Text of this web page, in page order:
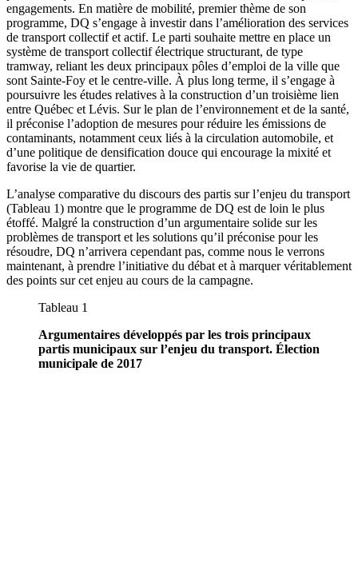
engagements. En matière de mobilité, premier thème de son
programme, DQ s’engage à investir dans l’amélioration des services
de transport collectif et actif. Le parti souhaite mettre en place un
système de transport collectif électrique structurant, de type
tramway, reliant les deux principaux pôles d’emploi de la ville que
sont Sainte-Foy et le centre-ville. À plus long terme, il s’engage à
poursuivre les études relatives à la construction d’un troisième lien
entre Québec et Lévis. Sur le plan de l’environnement et de la santé,
il préconise l’adoption de mesures pour réduire les émissions de
contaminants, notamment ceux liés à la circulation automobile, et
d’une politique de densification douce qui encourage la mixité et
favorise la vie de quartier.
L’analyse comparative du discours des partis sur l’enjeu du transport
(Tableau 1) montre que le programme de DQ est de loin le plus
étoffé. Malgré la construction d’un argumentaire solide sur les
problèmes de transport et les solutions qu’il préconise pour les
résoudre, DQ n’arrivera cependant pas, comme nous le verrons
maintenant, à prendre l’initiative du débat et à marquer véritablement
des points sur cet enjeu au cours de la campagne.
Tableau 1
Argumentaires développés par les trois principaux
partis municipaux sur l’enjeu du transport. Élection
municipale de 2017